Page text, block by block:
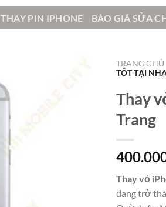
THAY PIN IPHONE BÁO GIÁ SỬA
TRANG CHỦ
TỐT TẠI
Thay
Trang
Thay vỏ
đang trở